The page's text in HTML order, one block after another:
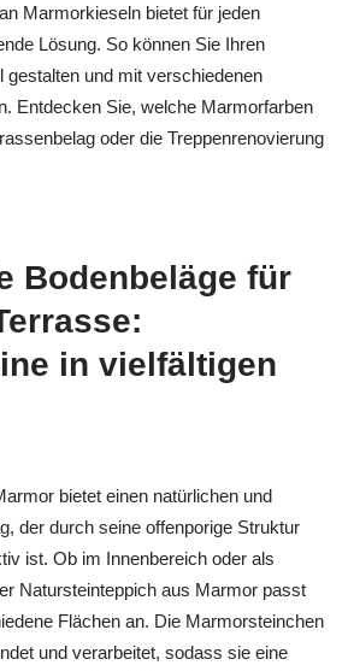
Marmorkieseln bietet für jeden
Lösung. So können Sie Ihren
gestalten und mit verschiedenen
Entdecken Sie, welche Marmorfarben
oder die Treppenrenovierung
Bodenbeläge für
in vielfältigen
bietet einen natürlichen und
der durch seine offenporige Struktur
ist. Ob im Innenbereich oder als
Natursteinteppich aus Marmor passt
Flächen an. Die Marmorsteinchen
und verarbeitet, sodass sie eine